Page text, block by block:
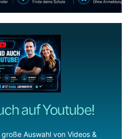
auf Youtube!
Auswahl von Videos &